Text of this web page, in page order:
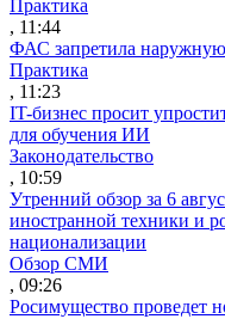
Практика
, 11:44
ФАС запретила
Практика
, 11:23
IT-бизнес просит
для обучения ИИ
Законодательство
, 10:59
Утренний обзор за 6
иностранной техники и
национализации
Обзор СМИ
, 09:26
Росимущество проведет